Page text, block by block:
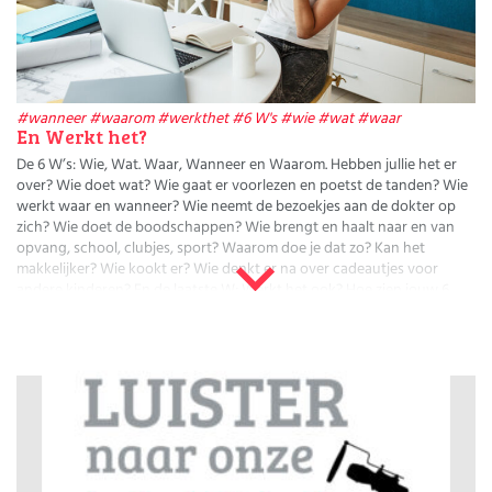
Kinderopvang
Onderwijs
Opvoeding
Ouderschap
Verlof
Werk
#wanneer #waarom #werkthet #6 W's #wie #wat #waar
En Werkt het?
De 6 W’s: Wie, Wat. Waar, Wanneer en Waarom. Hebben jullie het er
over? Wie doet wat? Wie gaat er voorlezen en poetst de tanden? Wie
werkt waar en wanneer? Wie neemt de bezoekjes aan de dokter op
zich? Wie doet de boodschappen? Wie brengt en haalt naar en van
opvang, school, clubjes, sport? Waarom doe je dat zo? Kan het
makkelijker? Wie kookt er? Wie denkt er na over cadeautjes voor
andere kinderen? En de laatste W; Werkt het ook? Hoe zien jouw 6
De 6 W’s op een rij: